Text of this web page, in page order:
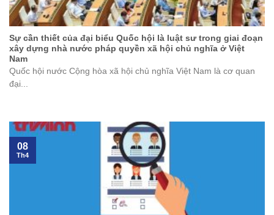
Sự cần thiết của đại biểu Quốc hội là luật sư trong giai đoạn
xây dựng nhà nước pháp quyền xã hội chủ nghĩa ở Việt
Nam
Quốc hội nước Cộng hòa xã hội chủ nghĩa Việt Nam là cơ quan
đại...
08
Th4